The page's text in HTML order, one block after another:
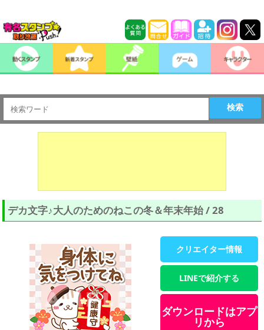
検索
デカ文字♪大人のためのねこの冬＆年末年始 / 28
クリエイター情報
LINEで紹介する
ダウンロードはアプ
リから